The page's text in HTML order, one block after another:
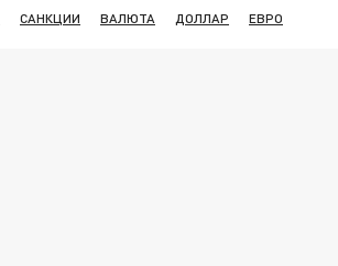
САНКЦИИ ВАЛЮТА ДОЛЛАР ЕВРО